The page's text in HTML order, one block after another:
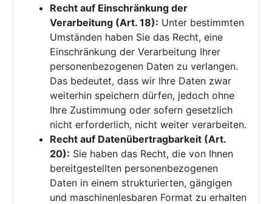
Recht auf Einschränkung der
Verarbeitung (Art. 18): Unter bestimmten
Umständen haben Sie das Recht, eine
Einschränkung der Verarbeitung Ihrer
personenbezogenen Daten zu verlangen.
Das bedeutet, dass wir Ihre Daten zwar
weiterhin speichern dürfen, jedoch ohne
Ihre Zustimmung oder sofern gesetzlich
nicht erforderlich, nicht weiter verarbeiten.
Recht auf Datenübertragbarkeit (Art.
20): Sie haben das Recht, die von Ihnen
bereitgestellten personenbezogenen
Daten in einem strukturierten, gängigen
und maschinenlesbaren Format zu erhalten